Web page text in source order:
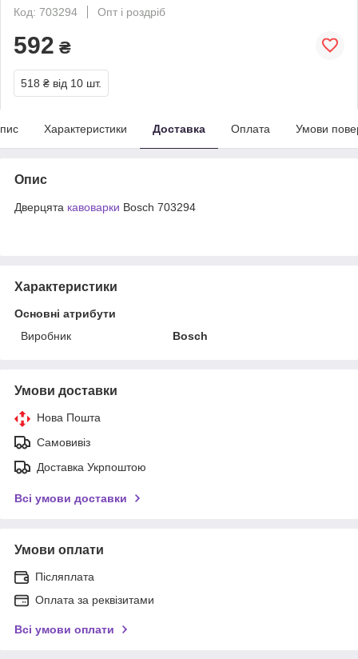
Код: 703294
Опт і роздріб
592 ₴
518 ₴ від 10 шт.
Характеристики Доставка Оплата Умови
Опис
Дверцята кавоварки Bosch 703294
Характеристики
Основні атрибути
Виробник
Bosch
Умови доставки
Нова Пошта
Самовивіз
Доставка Укрпоштою
Всі умови доставки
Умови оплати
Післяплата
Оплата за реквізитами
Всі умови оплати